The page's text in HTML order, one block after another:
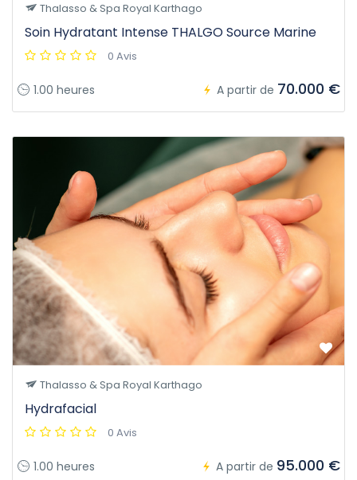
Thalasso & Spa Royal Karthago
Soin Hydratant Intense THALGO Source Marine
0 Avis
1.00 heures A partir de 70.000 €
Thalasso & Spa Royal Karthago
Hydrafacial
0 Avis
1.00 heures A partir de 95.000 €